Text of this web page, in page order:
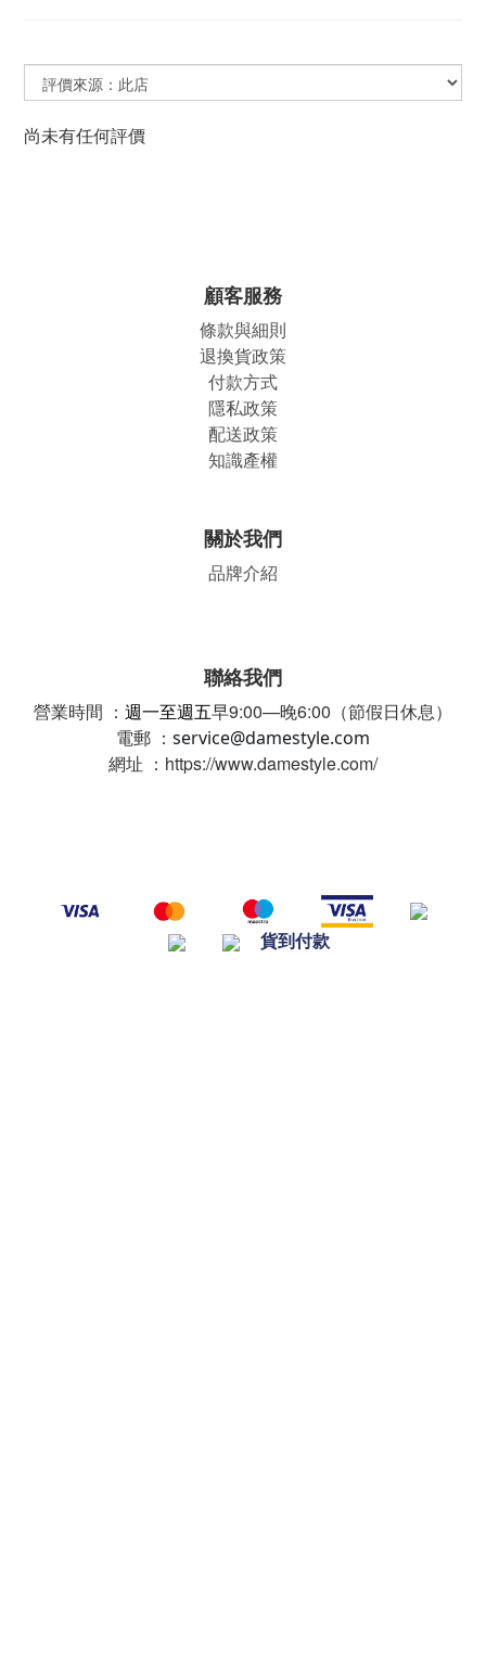
尚未有任何評價
顧客服務
條款與細則
退換貨政策
付款方式
隱私政策
配送政策
知識產權
關於我們
品牌介紹
聯絡我們
營業時間 ： 週一至週五早9:00—晚6:00（節假日休息）
電郵 ： service@damestyle.com
網址 ：https://www.damestyle.com/
貨到付款